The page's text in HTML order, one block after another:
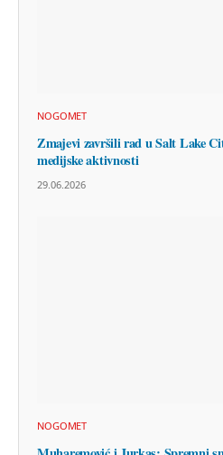
NOGOMET
Zmajevi završili rad u Salt Lake
medijske aktivnosti
29.06.2026
NOGOMET